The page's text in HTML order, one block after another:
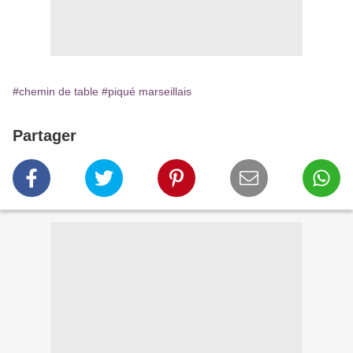
#chemin de table #piqué marseillais
Partager